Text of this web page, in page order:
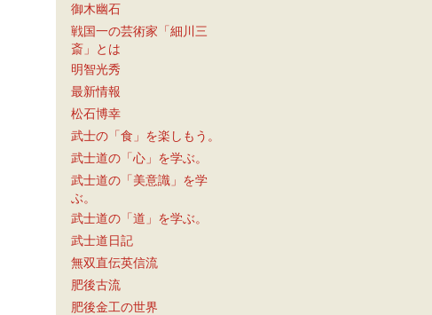
御木幽石
戦国一の芸術家「細川三
斎」とは
明智光秀
最新情報
松石博幸
武士の「食」を楽しもう。
武士道の「心」を学ぶ。
武士道の「美意識」を学
ぶ。
武士道の「道」を学ぶ。
武士道日記
無双直伝英信流
肥後古流
肥後金工の世界